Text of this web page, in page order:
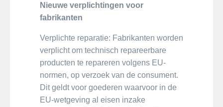
Nieuwe verplichtingen voor
fabrikanten
Verplichte reparatie: Fabrikanten worden
verplicht om technisch repareerbare
producten te repareren volgens EU-
normen, op verzoek van de consument.
Dit geldt voor goederen waarvoor in de
EU-wetgeving al eisen inzake